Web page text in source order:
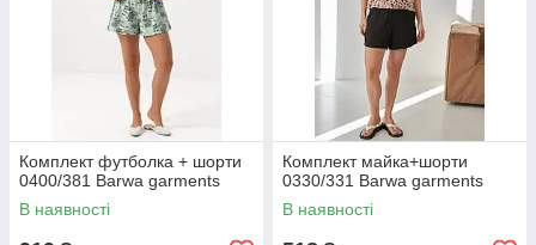
Комплект футболка + шорти
0400/381 Barwa garments
В наявності
Комплект майка+шорти
0330/331 Barwa garments
В наявності